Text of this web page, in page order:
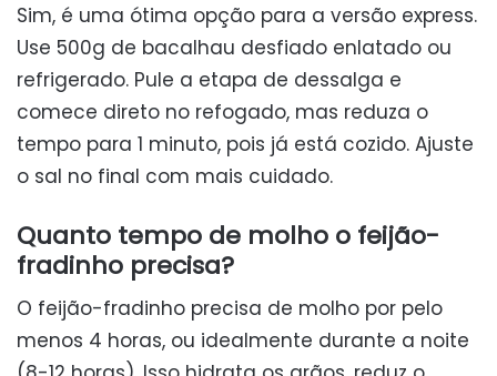
Sim, é uma ótima opção para a versão express.
Use 500g de bacalhau desfiado enlatado ou
refrigerado. Pule a etapa de dessalga e
comece direto no refogado, mas reduza o
tempo para 1 minuto, pois já está cozido. Ajuste
o sal no final com mais cuidado.
Quanto tempo de molho o feijão-
fradinho precisa?
O feijão-fradinho precisa de molho por pelo
menos 4 horas, ou idealmente durante a noite